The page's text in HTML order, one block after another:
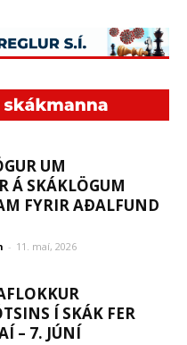
UM
Á SKÁKLÖGUM
FYRIR AÐALFUND
- 11. maí, 2026
Í SKÁK FER
– 7. JÚNÍ